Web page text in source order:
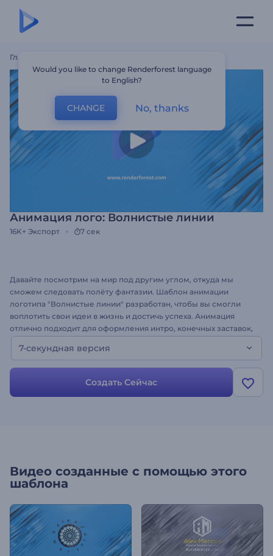
Главная
Анимация лого: Волнистые линии
16K+ Экспорт 7 сек
Давайте посмотрим на мир под другим углом, откуда мы
сможем следовать полёту фантазии. Шаблон анимации
логотипа "Волнистые линии" разработан, чтобы вы смогли
воплотить свои идеи в жизнь и достичь успеха. Анимация
отлично подходит для оформления интро, конечных заставок,
рекламы, презентации бренда или компании и многого
другого. Сделайте первый шаг к успеху с Renderforest, просто
к рендеру. Это версия шаблона в 7 секунд.
7-секундная версия
Создать Сейчас
Видео созданные с помощью этого
шаблона
Would you like to change Renderforest language
to English?
CHANGE No, thanks